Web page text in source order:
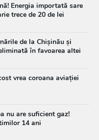
Energia importată sare
trece de 20 de lei
de la Chișinău și
în favoarea altei
vrea coroana aviației
nu are suficient gaz!
14 ani